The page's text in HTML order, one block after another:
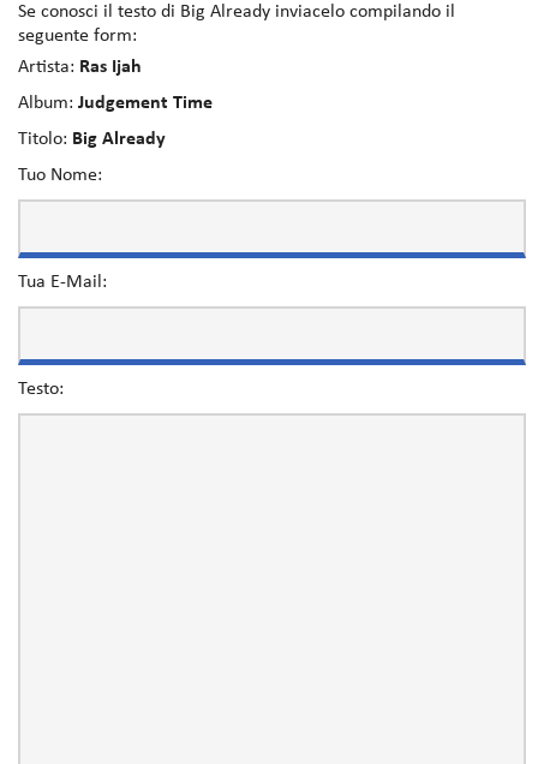
Se conosci il testo di Big Already inviacelo compilando il
seguente form:
Artista: Ras Ijah
Album: Judgement Time
Titolo: Big Already
Tuo Nome:
Tua E-Mail:
Testo: